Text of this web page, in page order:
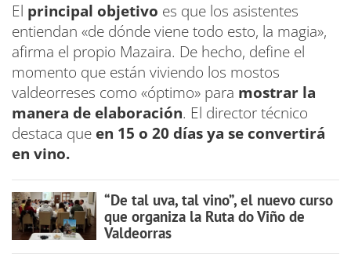
El principal objetivo es que los asistentes
entiendan «de dónde viene todo esto, la magia»,
afirma el propio Mazaira. De hecho, define el
momento que están viviendo los mostos
valdeorreses como «óptimo» para mostrar la
manera de elaboración. El director técnico
destaca que en 15 o 20 días ya se convertirá
en vino.
“De tal uva, tal vino”, el nuevo curso
que organiza la Ruta do Viño de
Valdeorras